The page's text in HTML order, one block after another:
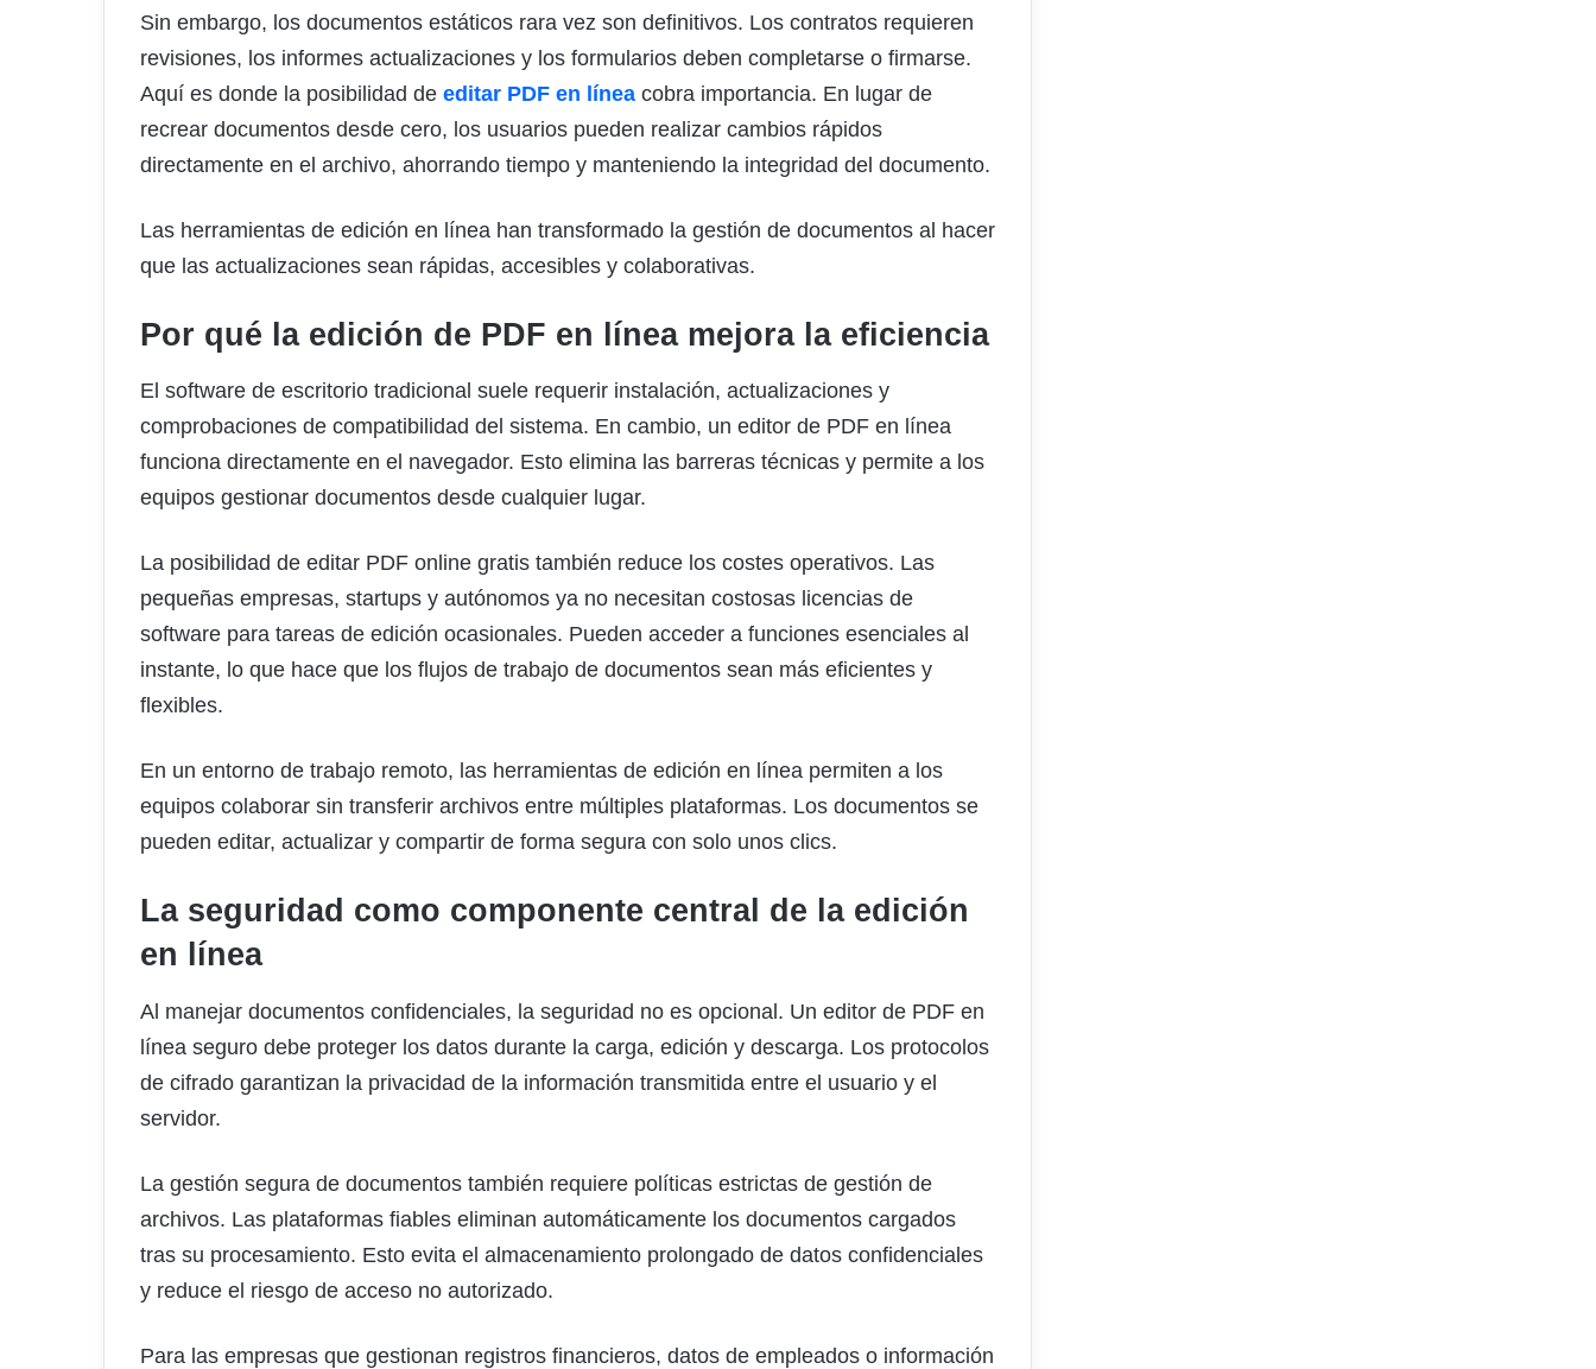
Sin embargo, los documentos estáticos rara vez son definitivos. Los contratos requieren
revisiones, los informes actualizaciones y los formularios deben completarse o firmarse.
Aquí es donde la posibilidad de editar PDF en línea cobra importancia. En lugar de
recrear documentos desde cero, los usuarios pueden realizar cambios rápidos
directamente en el archivo, ahorrando tiempo y manteniendo la integridad del documento.
Las herramientas de edición en línea han transformado la gestión de documentos al hacer
que las actualizaciones sean rápidas, accesibles y colaborativas.
Por qué la edición de PDF en línea mejora la eficiencia
El software de escritorio tradicional suele requerir instalación, actualizaciones y
comprobaciones de compatibilidad del sistema. En cambio, un editor de PDF en línea
funciona directamente en el navegador. Esto elimina las barreras técnicas y permite a los
equipos gestionar documentos desde cualquier lugar.
La posibilidad de editar PDF online gratis también reduce los costes operativos. Las
pequeñas empresas, startups y autónomos ya no necesitan costosas licencias de
software para tareas de edición ocasionales. Pueden acceder a funciones esenciales al
instante, lo que hace que los flujos de trabajo de documentos sean más eficientes y
flexibles.
En un entorno de trabajo remoto, las herramientas de edición en línea permiten a los
equipos colaborar sin transferir archivos entre múltiples plataformas. Los documentos se
pueden editar, actualizar y compartir de forma segura con solo unos clics.
La seguridad como componente central de la edición
en línea
Al manejar documentos confidenciales, la seguridad no es opcional. Un editor de PDF en
línea seguro debe proteger los datos durante la carga, edición y descarga. Los protocolos
de cifrado garantizan la privacidad de la información transmitida entre el usuario y el
servidor.
La gestión segura de documentos también requiere políticas estrictas de gestión de
archivos. Las plataformas fiables eliminan automáticamente los documentos cargados
tras su procesamiento. Esto evita el almacenamiento prolongado de datos confidenciales
y reduce el riesgo de acceso no autorizado.
Para las empresas que gestionan registros financieros, datos de empleados o información